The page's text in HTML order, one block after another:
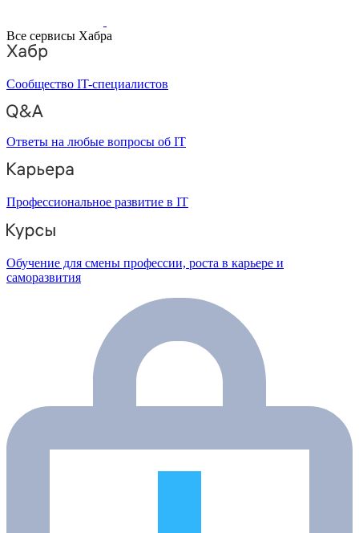
Все сервисы Хабра
Сообщество IT-специалистов
Ответы на любые вопросы об IT
Профессиональное развитие в IT
Обучение для смены профессии, роста в карьере и
саморазвития